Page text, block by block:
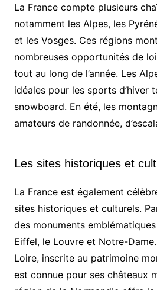
La France compte plusieurs
notamment les Alpes, les
et les Vosges. Ces régions
nombreuses opportunités de
tout au long de l’année. Les
idéales pour les sports d’hiver
snowboard. En été, les
amateurs de randonnée,
Les sites historiques et
La France est également
sites historiques et culturels.
des monuments
Eiffel, le Louvre et Notre-
Loire, inscrite au patrimoine
est connue pour ses châteaux